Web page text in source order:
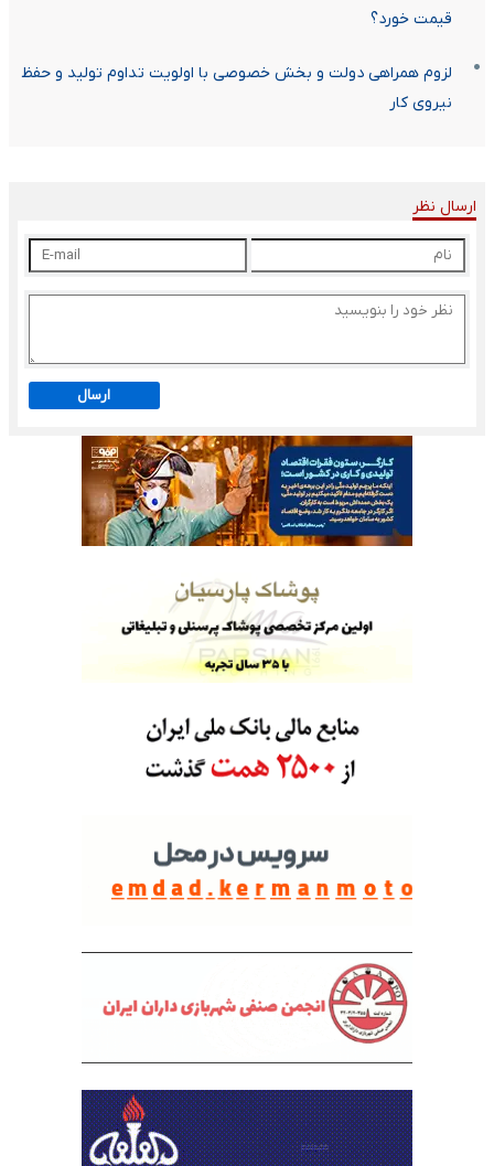
قیمت خورد؟
لزوم همراهی دولت و‌ بخش خصوصی با اولویت تداوم تولید و حفظ
نیروی کار
ارسال نظر
ارسال